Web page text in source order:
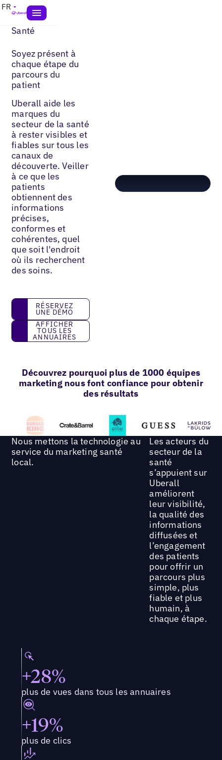
FR
Santé
Soyez présent à
chaque étape du
parcours du
patient
Uberall aide les
marques du
secteur de la santé
à rester visibles et
fiables sur tous les
canaux de
découverte. Veiller
à ce que les
patients
obtiennent des
informations
précises,
conformes et
cohérentes, quel
que soit l'endroit
où ils recherchent
des soins.
réservez une démo
RÉSERVEZ
UNE DÉMO
Afficher tous les annuaires
AFFICHER
TOUS LES
ANNUAIRES
Découvrez pourquoi plus de 1000 équipes
marketing nous font confiance pour obtenir
des résultats
Nous mettons la technologie au
service du marketing santé
local.
Les acteurs du
secteur de la
santé
s’appuient sur
Uberall
améliorent
leur visibilité,
la qualité des
informations
diffusées et
l’engagement
des patients
pour offrir un
parcours plus
simple, plus
fiable et plus
humain, à
chaque étape.
+28%
plus de vues dans tous les annuaires
+19%
plus de clics